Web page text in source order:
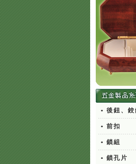
• 後鈕、鉸
• 前扣
• 鎖組
• 鎖孔片